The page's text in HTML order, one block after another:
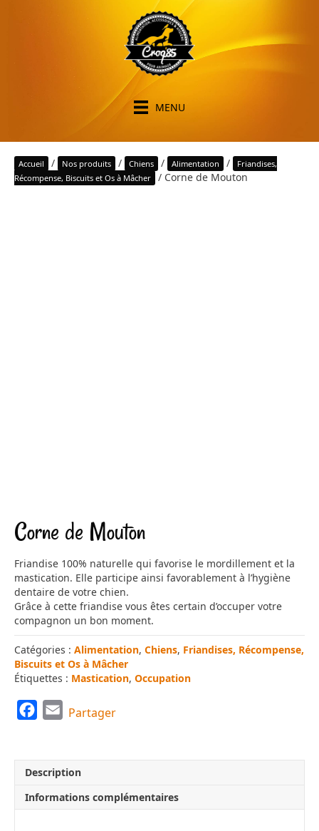
MENU
Accueil / Nos produits / Chiens / Alimentation /
Friandises,
Récompense, Biscuits et Os à Mâcher
/ Corne de Mouton
Corne de Mouton
Friandise 100% naturelle qui favorise le mordillement et la
mastication. Elle participe ainsi favorablement à l’hygiène
dentaire de votre chien.
Grâce à cette friandise vous êtes certain d’occuper votre
compagnon un bon moment.
Catégories : Alimentation, Chiens, Friandises, Récompense,
Biscuits et Os à Mâcher
Étiquettes : Mastication, Occupation
e
b
o
i
Partager
Description
Informations complémentaires